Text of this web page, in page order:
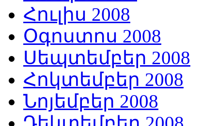
Հուլիս 2008
Օգոստոս 2008
Սեպտեմբեր 2008
Հոկտեմբեր 2008
Նոյեմբեր 2008